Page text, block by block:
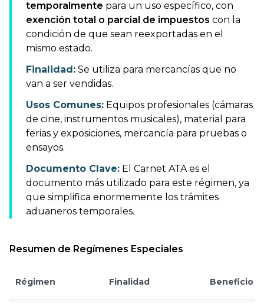
temporalmente para un uso específico, con
exención total o parcial de impuestos con la
condición de que sean reexportadas en el
mismo estado.
Finalidad: Se utiliza para mercancías que no
van a ser vendidas.
Usos Comunes: Equipos profesionales (cámaras
de cine, instrumentos musicales), material para
ferias y exposiciones, mercancía para pruebas o
ensayos.
Documento Clave: El Carnet ATA es el
documento más utilizado para este régimen, ya
que simplifica enormemente los trámites
aduaneros temporales.
Resumen de Regímenes Especiales
Régimen Finalidad Beneficio